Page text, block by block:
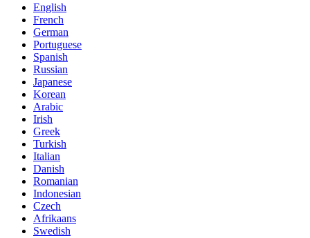
English
French
German
Portuguese
Spanish
Russian
Japanese
Korean
Arabic
Irish
Greek
Turkish
Italian
Danish
Romanian
Indonesian
Czech
Afrikaans
Swedish